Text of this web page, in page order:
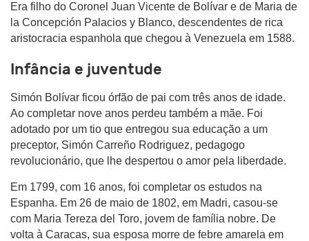
Era filho do Coronel Juan Vicente de Bolívar e de Maria de
la Concepción Palacios y Blanco, descendentes de rica
aristocracia espanhola que chegou à Venezuela em 1588.
Infância e juventude
Simón Bolívar ficou órfão de pai com três anos de idade.
Ao completar nove anos perdeu também a mãe. Foi
adotado por um tio que entregou sua educação a um
preceptor, Simón Carreño Rodriguez, pedagogo
revolucionário, que lhe despertou o amor pela liberdade.
Em 1799, com 16 anos, foi completar os estudos na
Espanha. Em 26 de maio de 1802, em Madri, casou-se
com Maria Tereza del Toro, jovem de família nobre. De
volta à Caracas, sua esposa morre de febre amarela em